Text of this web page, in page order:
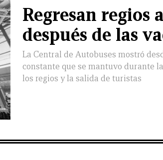
Regresan regios
después de las
La Central de Autobuses mostró
constante que se mantuvo durante
los regios y la salida de turistas